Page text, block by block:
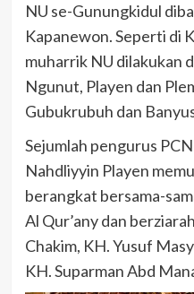
NU se-Gunungkidul
Kapanewon. Seperti di
muharrik NU dilakukan
Ngunut, Playen dan
Gubukrubuh dan
Sejumlah pengurus
Nahdliyyin Playen
berangkat bersama-
Al Qur’any dan
Chakim, KH. Yusuf
KH. Suparman Abd